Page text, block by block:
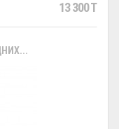
13 300 T